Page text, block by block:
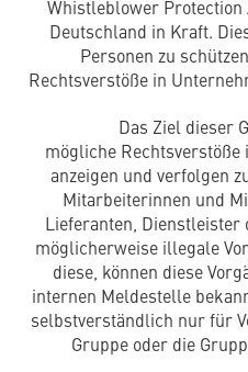
Whistleblower Protection
Deutschland in Kraft.
Personen zu
Rechtsverstöße in
Das Ziel dieser
mögliche
anzeigen und verfolgen
Mitarbeiterinnen und
Lieferanten, Dienstleister
möglicherweise illegale
diese, können diese
internen Meldestelle
selbstverständlich nur für
Gruppe oder die